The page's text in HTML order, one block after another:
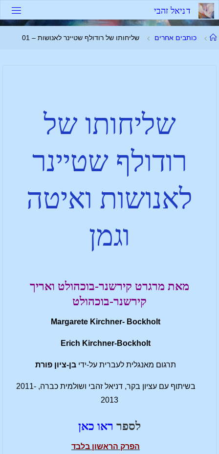
דניאל זהבי
כותבים אחרים שליחותו של רודולף שטיינר לאנושות – 01
שליחותו של
רודולף שטיינר
לאנושות ואיטה
וגמן
מאת מרגרט קירשנר-בוכהולט ואריך
קירשנר-בוכהולט
Margarete Kirchner- Bockholt
Erich Kirchner-Bockholt
תרגום מאנגלית לעברית על-ידי בן-ציון פורת
בשיתוף עם עציון בקר, דניאל זהבי ושולמית כברה, 2011-
2013
לספר ראו כאן
הפרק הראשון בלבד